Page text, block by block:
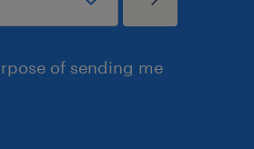
of sending me